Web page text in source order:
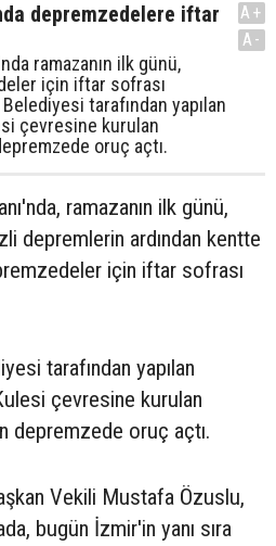
depremzedelere iftar
ramazanın ilk günü,
için iftar sofrası
tarafından yapılan
çevresine kurulan
oruç açtı.
A+
A-
ramazanın ilk günü,
depremlerin ardından kentte
için iftar sofrası
tarafından yapılan
çevresine kurulan
depremzede oruç açtı.
Vekili Mustafa Özuslu,
bugün İzmir'in yanı sıra